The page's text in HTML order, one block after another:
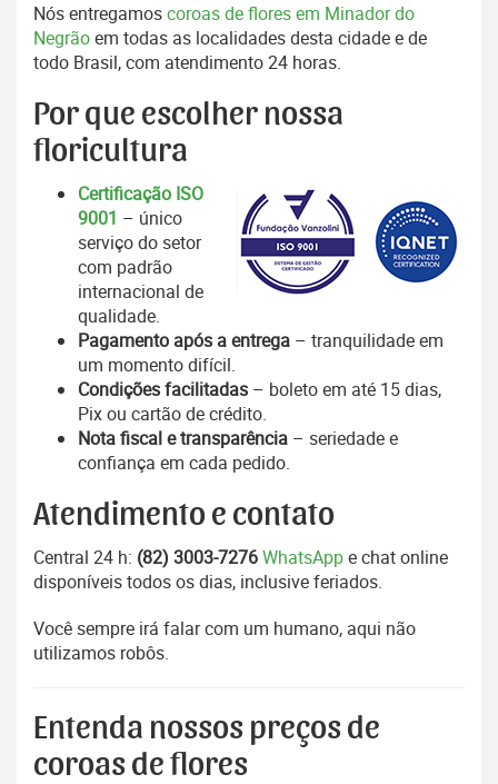
Nós entregamoscoroas de flores em Minador do
Negrãoem todas as localidades desta cidade e de
todo Brasil, com atendimento 24 horas.
Por que escolher nossa
floricultura
Certificação ISO
9001 – único
serviço do setor
com padrão
internacional de
qualidade.
Pagamento após a entrega – tranquilidade em
um momento difícil.
Condições facilitadas – boleto em até 15 dias,
Pix ou cartão de crédito.
Nota fiscal e transparência – seriedade e
confiança em cada pedido.
Atendimento e contato
Central 24 h: (82) 3003-7276WhatsAppe chat online
disponíveis todos os dias, inclusive feriados.
Você sempre irá falar com um humano, aqui não
utilizamos robôs.
Entenda nossos preços de
coroas de flores